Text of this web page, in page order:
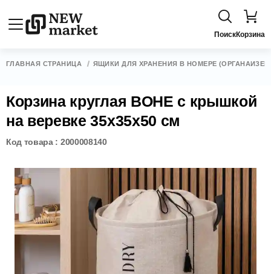
ПоискКорзина
ГЛАВНАЯ СТРАНИЦА ЯЩИКИ ДЛЯ ХРАНЕНИЯ В НОМЕРЕ
Корзина круглая BOHE с крышкой
на веревке 35х35х50 см
Код товара : 2000008140